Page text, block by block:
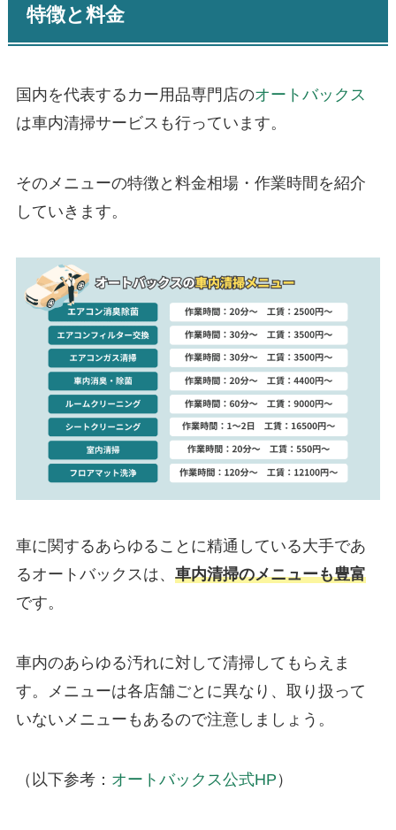
特徴と料金
国内を代表するカー用品専門店のオートバックス
は車内清掃サービスも行っています。
そのメニューの特徴と料金相場・作業時間を紹介
していきます。
車に関するあらゆることに精通している大手であ
るオートバックスは、 車内清掃のメニューも豊富
です。
車内のあらゆる汚れに対して清掃してもらえま
す。メニューは各店舗ごとに異なり、取り扱って
いないメニューもあるので注意しましょう。
（以下参考： オートバックス公式HP ）